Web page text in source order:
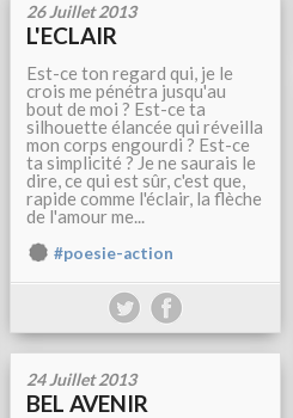
26 Juillet 2013
L'ECLAIR
Est-ce ton regard qui, je le
crois me pénétra jusqu'au
bout de moi ? Est-ce ta
silhouette élancée qui réveilla
mon corps engourdi ? Est-ce
ta simplicité ? Je ne saurais le
dire, ce qui est sûr, c'est que,
rapide comme l'éclair, la flèche
de l'amour me...
#poesie-action
24 Juillet 2013
BEL AVENIR